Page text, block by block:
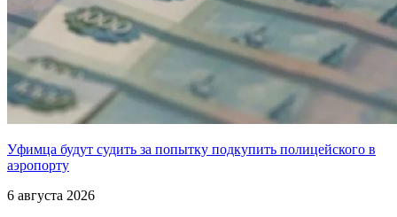
Уфимца будут судить за попытку подкупить полицейского в
аэропорту
6 августа 2026